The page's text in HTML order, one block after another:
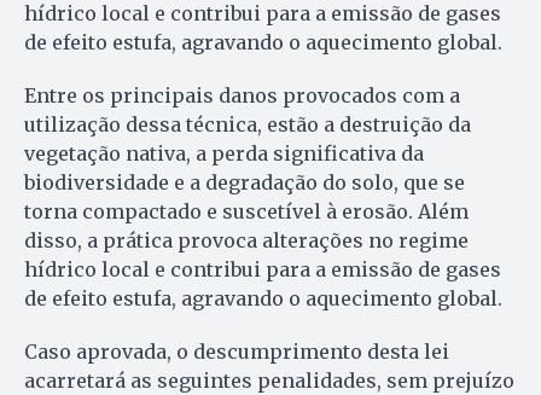
hídrico local e contribui para a emissão de gases
de efeito estufa, agravando o aquecimento global.
Entre os principais danos provocados com a
utilização dessa técnica, estão a destruição da
vegetação nativa, a perda significativa da
biodiversidade e a degradação do solo, que se
torna compactado e suscetível à erosão. Além
disso, a prática provoca alterações no regime
hídrico local e contribui para a emissão de gases
de efeito estufa, agravando o aquecimento global.
Caso aprovada, o descumprimento desta lei
acarretará as seguintes penalidades, sem prejuízo